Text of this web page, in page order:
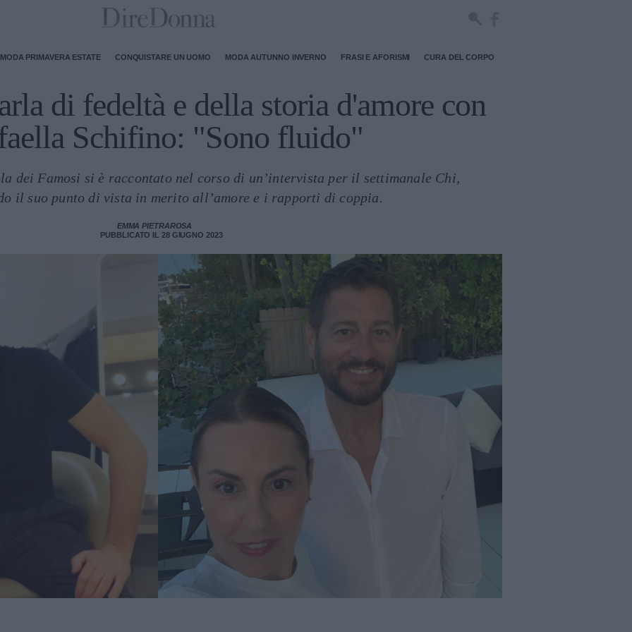
MODA PRIMAVERA ESTATE CONQUISTARE UN UOMO MODA AUTUNNO INVERNO FRASI E AFORISMI CURA DEL CORPO
di fedeltà e della storia d'amore con
Schifino: "Sono fluido"
dei Famosi si è raccontato nel corso di un’intervista per il settimanale Chi,
il suo punto di vista in merito all’amore e i rapporti di coppia.
EMMA PIETRAROSA
PUBBLICATO IL 28 GIUGNO 2023